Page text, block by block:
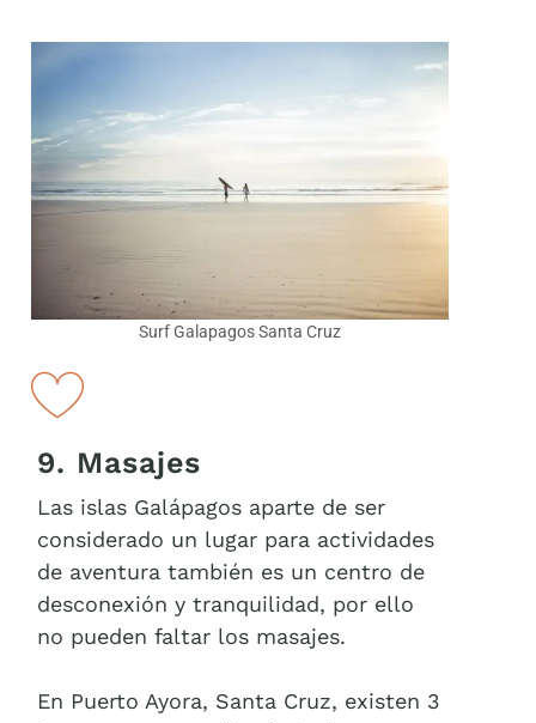
Surf Galapagos Santa Cruz
9. Masajes
Las islas Galápagos aparte de ser
considerado un lugar para actividades
de aventura también es un centro de
desconexión y tranquilidad, por ello
no pueden faltar los masajes.
En Puerto Ayora, Santa Cruz, existen 3